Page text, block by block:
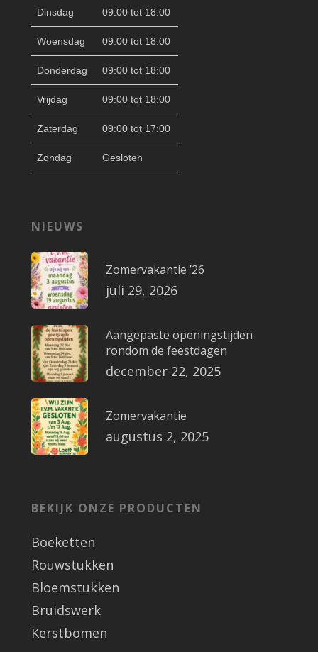
Dinsdag 09:00 tot 18:00
Woensdag 09:00 tot 18:00
Donderdag 09:00 tot 18:00
Vrijdag 09:00 tot 18:00
Zaterdag 09:00 tot 17:00
Zondag Gesloten
NIEUWS
Zomervakantie ’26
juli 29, 2026
Aangepaste openingstijden
rondom de feestdagen
december 22, 2025
Zomervakantie
augustus 2, 2025
BEKIJK ONZE PRODUCTEN
Boeketten
Rouwstukken
Bloemstukken
Bruidswerk
Kerstbomen